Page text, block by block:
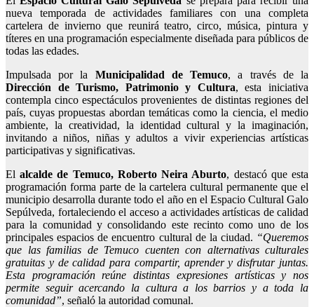
nueva temporada de actividades familiares con una completa
cartelera de invierno que reunirá teatro, circo, música, pintura y
títeres en una programación especialmente diseñada para públicos de
todas las edades.
Impulsada por la Municipalidad de Temuco, a través de la
Dirección de Turismo, Patrimonio y Cultura, esta iniciativa
contempla cinco espectáculos provenientes de distintas regiones del
país, cuyas propuestas abordan temáticas como la ciencia, el medio
ambiente, la creatividad, la identidad cultural y la imaginación,
invitando a niños, niñas y adultos a vivir experiencias artísticas
participativas y significativas.
Elalcalde de Temuco, Roberto Neira Aburto, destacó que esta
programación forma parte de la cartelera cultural permanente que el
municipio desarrolla durante todo el año en el Espacio Cultural Galo
Sepúlveda, fortaleciendo el acceso a actividades artísticas de calidad
para la comunidad y consolidando este recinto como uno de los
principales espacios de encuentro cultural de la ciudad. “Queremos
que las familias de Temuco cuenten con alternativas culturales
gratuitas y de calidad para compartir, aprender y disfrutar juntas.
Esta programación reúne distintas expresiones artísticas y nos
permite seguir acercando la cultura a los barrios y a toda la
comunidad”, señaló la autoridad comunal.